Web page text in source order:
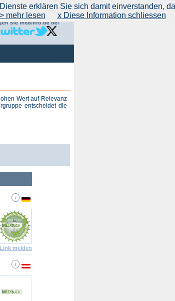
Wert auf Relevanz
entscheidet die
melden
über Medinfo|Feedback
erklären Sie sich damit einverstanden,
mehr lesen x Diese Information schliessen